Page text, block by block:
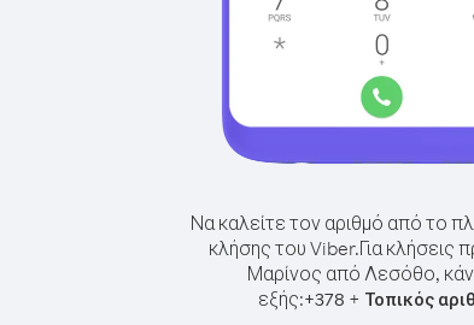
Να καλείτε τον αριθμό από το
κλήσης του Viber.Για κλήσεις
Μαρίνος από Λεσόθο,
εξής:+378 + Τοπικός